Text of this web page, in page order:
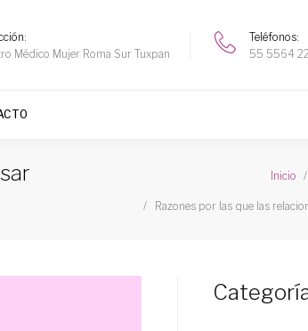
Médico Mujer Roma Sur Tuxpan
Teléfonos
55 5564
Inicio
Razones por las que las